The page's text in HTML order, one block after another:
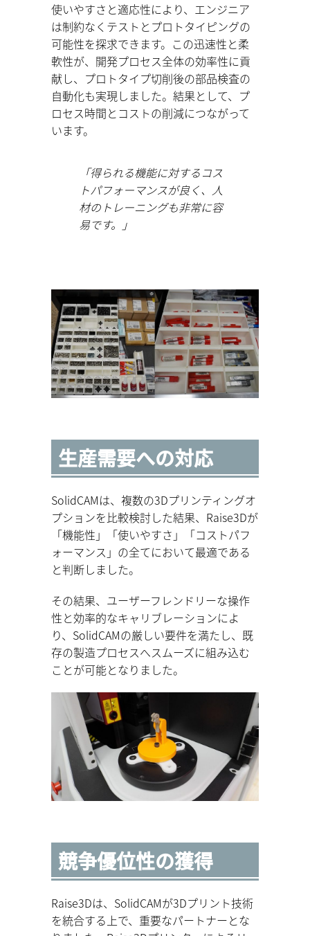
使いやすさと適応性により、エンジニア
は制約なくテストとプロトタイピングの
可能性を探求できます。この迅速性と柔
軟性が、開発プロセス全体の効率性に貢
献し、プロトタイプ切削後の部品検査の
自動化も実現しました。結果として、プ
ロセス時間とコストの削減につながって
います。
「得られる機能に対するコス
トパフォーマンスが良く、人
材のトレーニングも非常に容
易です。」
生産需要への対応
SolidCAMは、複数の3Dプリンティングオ
プションを比較検討した結果、Raise3Dが
「機能性」「使いやすさ」「コストパフ
ォーマンス」の全てにおいて最適である
と判断しました。
その結果、ユーザーフレンドリーな操作
性と効率的なキャリブレーションによ
り、SolidCAMの厳しい要件を満たし、既
存の製造プロセスへスムーズに組み込む
ことが可能となりました。
競争優位性の獲得
Raise3Dは、SolidCAMが3Dプリント技術
を統合する上で、重要なパートナーとな